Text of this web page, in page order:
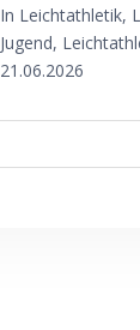
In Leichtathletik,
Jugend,
21.06.2026